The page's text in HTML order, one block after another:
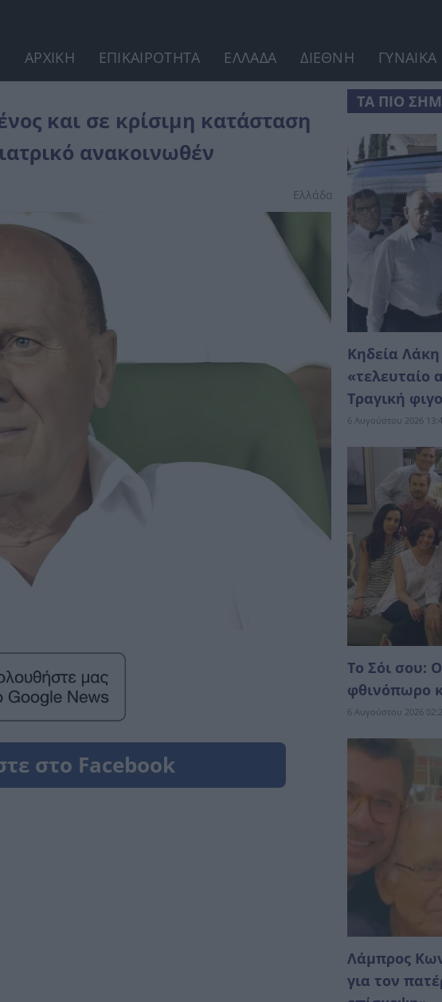
ΑΡΧΙΚΗ ΕΠΙΚΑΙΡΟΤΗΤΑ ΕΛΛΑΔΑ ΔΙΕΘΝΗ ΓΥΝΑΙΚΑ
και σε κρίσιμη κατάσταση
ανακοινωθέν
Ελλάδα
ΤΑ ΠΙΟ
Κηδεία
«τελευταίο
Τραγική
6 Αυγούστου 2026
Το Σόι σου:
φθινόπωρο
6 Αυγούστου 2026
Λάμπρος
για τον